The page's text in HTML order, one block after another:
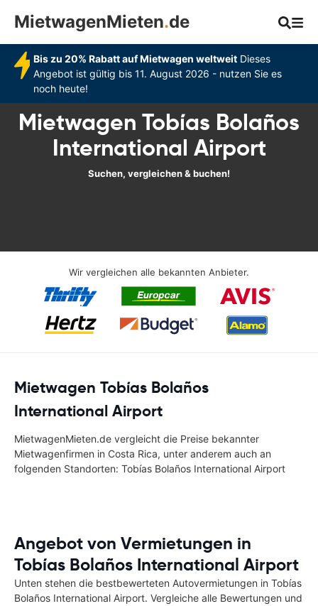
MietwagenMieten.de
Bis zu 20% Rabatt auf Mietwagen weltweitDieses
Angebot ist gültig bis 11. August 2026 - nutzen Sie es
noch heute!
Mietwagen Tobías Bolaños
International Airport
Suchen, vergleichen & buchen!
Wir vergleichen alle bekannten Anbieter.
Mietwagen Tobías Bolaños
International Airport
MietwagenMieten.de vergleicht die Preise bekannter
Mietwagenfirmen in Costa Rica, unter anderem auch an
folgenden Standorten: Tobías Bolaños International Airport
Angebot von Vermietungen in
Tobías Bolaños International Airport
Unten stehen die bestbewerteten Autovermietungen in Tobías
Bolaños International Airport. Vergleiche alle Bewertungen und